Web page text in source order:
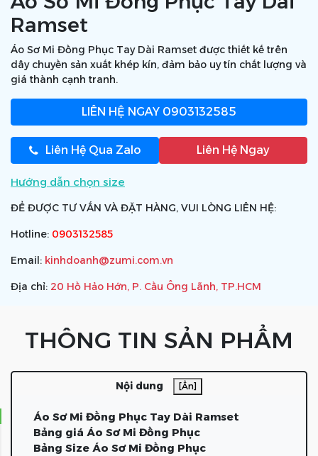
Ramset
Áo Sơ Mi Đồng Phục Tay Dài Ramset được thiết kế trên
dây chuyền sản xuất khép kín, đảm bảo uy tín chất lượng và
giá thành cạnh tranh.
LIÊN HỆ NGAY 0903132585
Liên Hệ Qua Zalo Liên Hệ Ngay
Hướng dẫn chọn size
ĐỂ ĐƯỢC TƯ VẤN VÀ ĐẶT HÀNG, VUI LÒNG LIÊN HỆ:
Hotline: 0903132585
Email: kinhdoanh@zumi.com.vn
Địa chỉ: 20 Hồ Hảo Hớn, P. Cầu Ông Lãnh, TP.HCM
THÔNG TIN SẢN PHẨM
Nội dung [Ẩn]
Áo Sơ Mi Đồng Phục Tay Dài Ramset
Bảng giá Áo Sơ Mi Đồng Phục
Bảng Size Áo Sơ Mi Đồng Phục